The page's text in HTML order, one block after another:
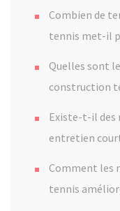
Combien de
tennis met-il
Quelles sont
construction
Existe-t-il des
entretien
Comment les
tennis